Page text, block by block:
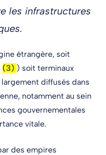
les infrastructures
étrangère, soit
(3) ) soit terminaux
diffusés dans
notamment au sein
gouvernementales
vitale.
des empires